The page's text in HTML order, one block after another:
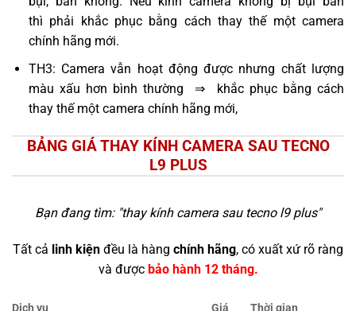
thì phải khắc phục bằng cách thay thế một camera
chính hãng mới.
TH3: Camera vẫn hoạt động được nhưng chất lượng
màu xấu hơn bình thường ⇒ khắc phục bằng cách
thay thế một camera chính hãng mới,
BẢNG GIÁ THAY KÍNH CAMERA SAU TECNO
L9 PLUS
Bạn đang tìm: "thay kính camera sau tecno l9 plus"
Tất cả linh kiện đều là hàng chính hãng, có xuất xứ rõ ràng
và được bảo hành 12 tháng.
Dịch vụ Giá Thời gian